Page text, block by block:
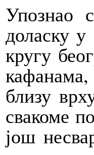
Упознао
доласку
кругу
кафанама,
близу
свакоме
још